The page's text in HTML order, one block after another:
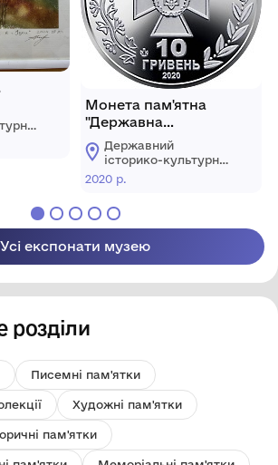
Монета пам'ятна
"Державна
прикордонна служба
України" номіналом 10
гивень.
Державний
історико-культурний
заповідник м. Дубно
2020 р.
Усі експонати музею
розділи
Писемні пам'ятки
Художні пам'ятки
пам'ятки